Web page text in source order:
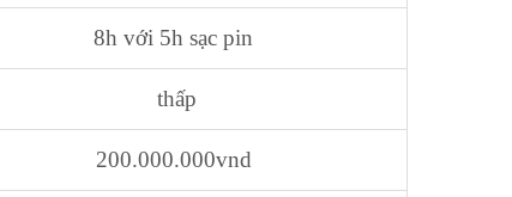
8h với 5h sạc pin
thấp
200.000.000vnd